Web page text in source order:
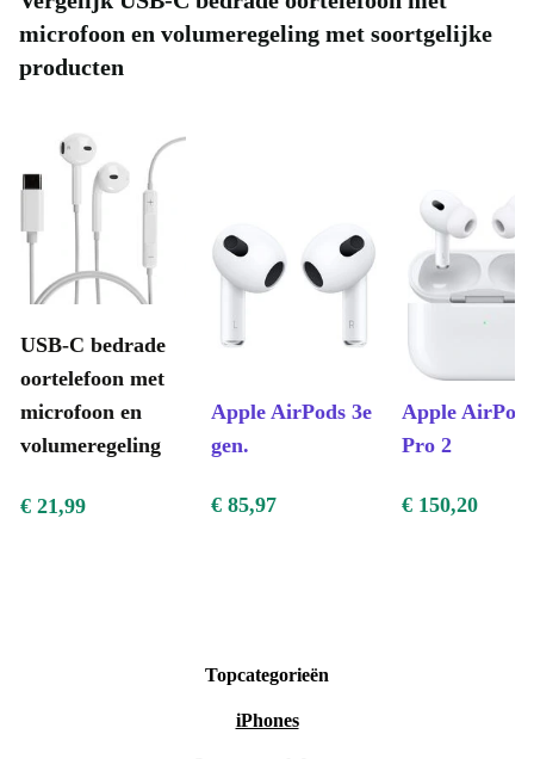
microfoon en volumeregeling met soortgelijke
producten
USB-C bedrade
oortelefoon met
microfoon en
volumeregeling
Apple AirPods 3e
gen.
Apple
Pro 2
€ 21,99 € 85,97 € 150,20
Topcategorieën
iPhones